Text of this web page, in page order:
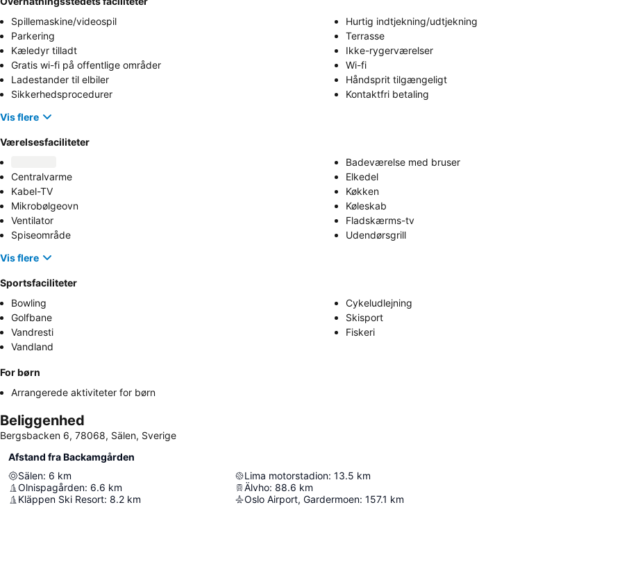
Spillemaskine/videospil
Hurtig indtjekning/udtjekning
Parkering
Terrasse
Kæledyr tilladt
Ikke-rygerværelser
Gratis wi-fi på offentlige områder
Wi-fi
Ladestander til elbiler
Håndsprit tilgængeligt
Sikkerhedsprocedurer
Kontaktfri betaling
Vis flere
Værelsesfaciliteter
Badeværelse med bruser
Centralvarme
Elkedel
Kabel-TV
Køkken
Mikrobølgeovn
Køleskab
Ventilator
Fladskærms-tv
Spiseområde
Udendørsgrill
Vis flere
Sportsfaciliteter
Bowling
Cykeludlejning
Golfbane
Skisport
Vandresti
Fiskeri
Vandland
For børn
Arrangerede aktiviteter for børn
Beliggenhed
Bergsbacken 6, 78068, Sälen, Sverige
Afstand fra Backamgården
Sälen: 6 km
Olnispagården: 6.6 km
Kläppen Ski Resort: 8.2 km
Lima motorstadion: 13.5 km
Älvho: 88.6 km
Oslo Airport, Gardermoen: 157.1 km